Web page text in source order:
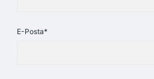
E-Posta*